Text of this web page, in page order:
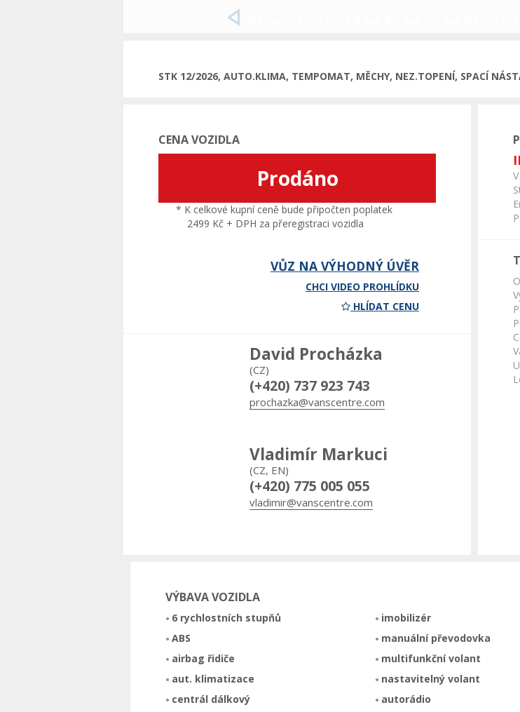
STK 12/2026, AUTO.KLIMA, TEMPOMAT, MĚCHY, NEZ.TOPENÍ, SPACÍ
CENA VOZIDLA
Prodáno
* K celkové kupní ceně bude připočten poplatek
2499 Kč + DPH za přeregistraci vozidla
VŮZ NA VÝHODNÝ ÚVĚR
CHCI VIDEO PROHLÍDKU
HLÍDAT CENU
David Procházka
(CZ)
(+420) 737 923 743
prochazka@vanscentre.com
Vladimír Markuci
(CZ, EN)
(+420) 775 005 055
vladimir@vanscentre.com
VÝBAVA VOZIDLA
6 rychlostních stupňů
ABS
airbag řidiče
aut. klimatizace
centrál dálkový
imobilizér
manuální převodovka
multifunkční volant
nastavitelný volant
autorádio